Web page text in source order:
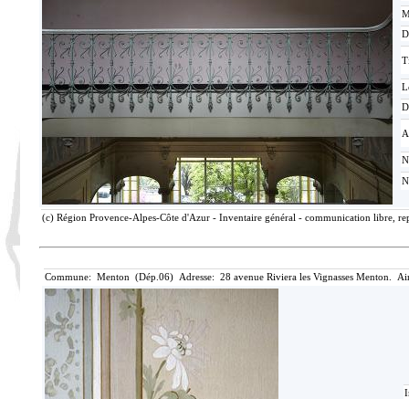
(c) Région Provence-Alpes-Côte d'Azur - Inventaire général - communication libre,
Commune: Menton (Dép.06) Adresse: 28 avenue Riviera les Vignasses Menton.